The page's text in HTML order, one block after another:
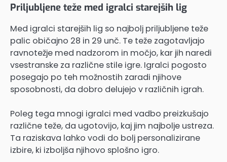
Priljubljene teže med igralci starejših lig
Med igralci starejših lig so najbolj priljubljene teže
palic običajno 28 in 29 unč. Te teže zagotavljajo
ravnotežje med nadzorom in močjo, kar jih naredi
vsestranske za različne stile igre. Igralci pogosto
posegajo po teh možnostih zaradi njihove
sposobnosti, da dobro delujejo v različnih igrah.
Poleg tega mnogi igralci med vadbo preizkušajo
različne teže, da ugotovijo, kaj jim najbolje ustreza.
Ta raziskava lahko vodi do bolj personalizirane
izbire, ki izboljša njihovo splošno igro.